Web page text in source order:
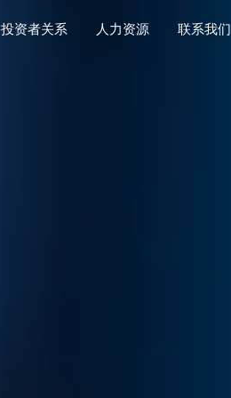
投资者关系 人力资源 联系我们